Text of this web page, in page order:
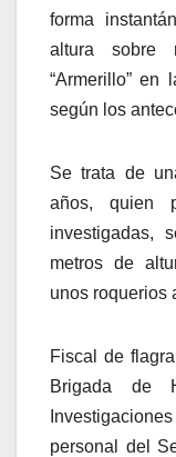
forma
altura sobre
“Armerillo” en
según los
Se trata de
años, quien
investigadas,
metros de
unos roquerios
Fiscal de
Brigada de
personal del